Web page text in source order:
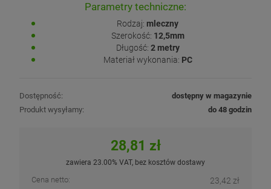
Parametry techniczne:
Rodzaj: mleczny
Szerokość: 12,5mm
Długość: 2 metry
Materiał wykonania: PC
Dostępność:
dostępny w magazynie
Produkt wysyłamy:
do 48 godzin
28,81 zł
zawiera 23.00% VAT, bez kosztów dostawy
Cena netto: 23,42 zł